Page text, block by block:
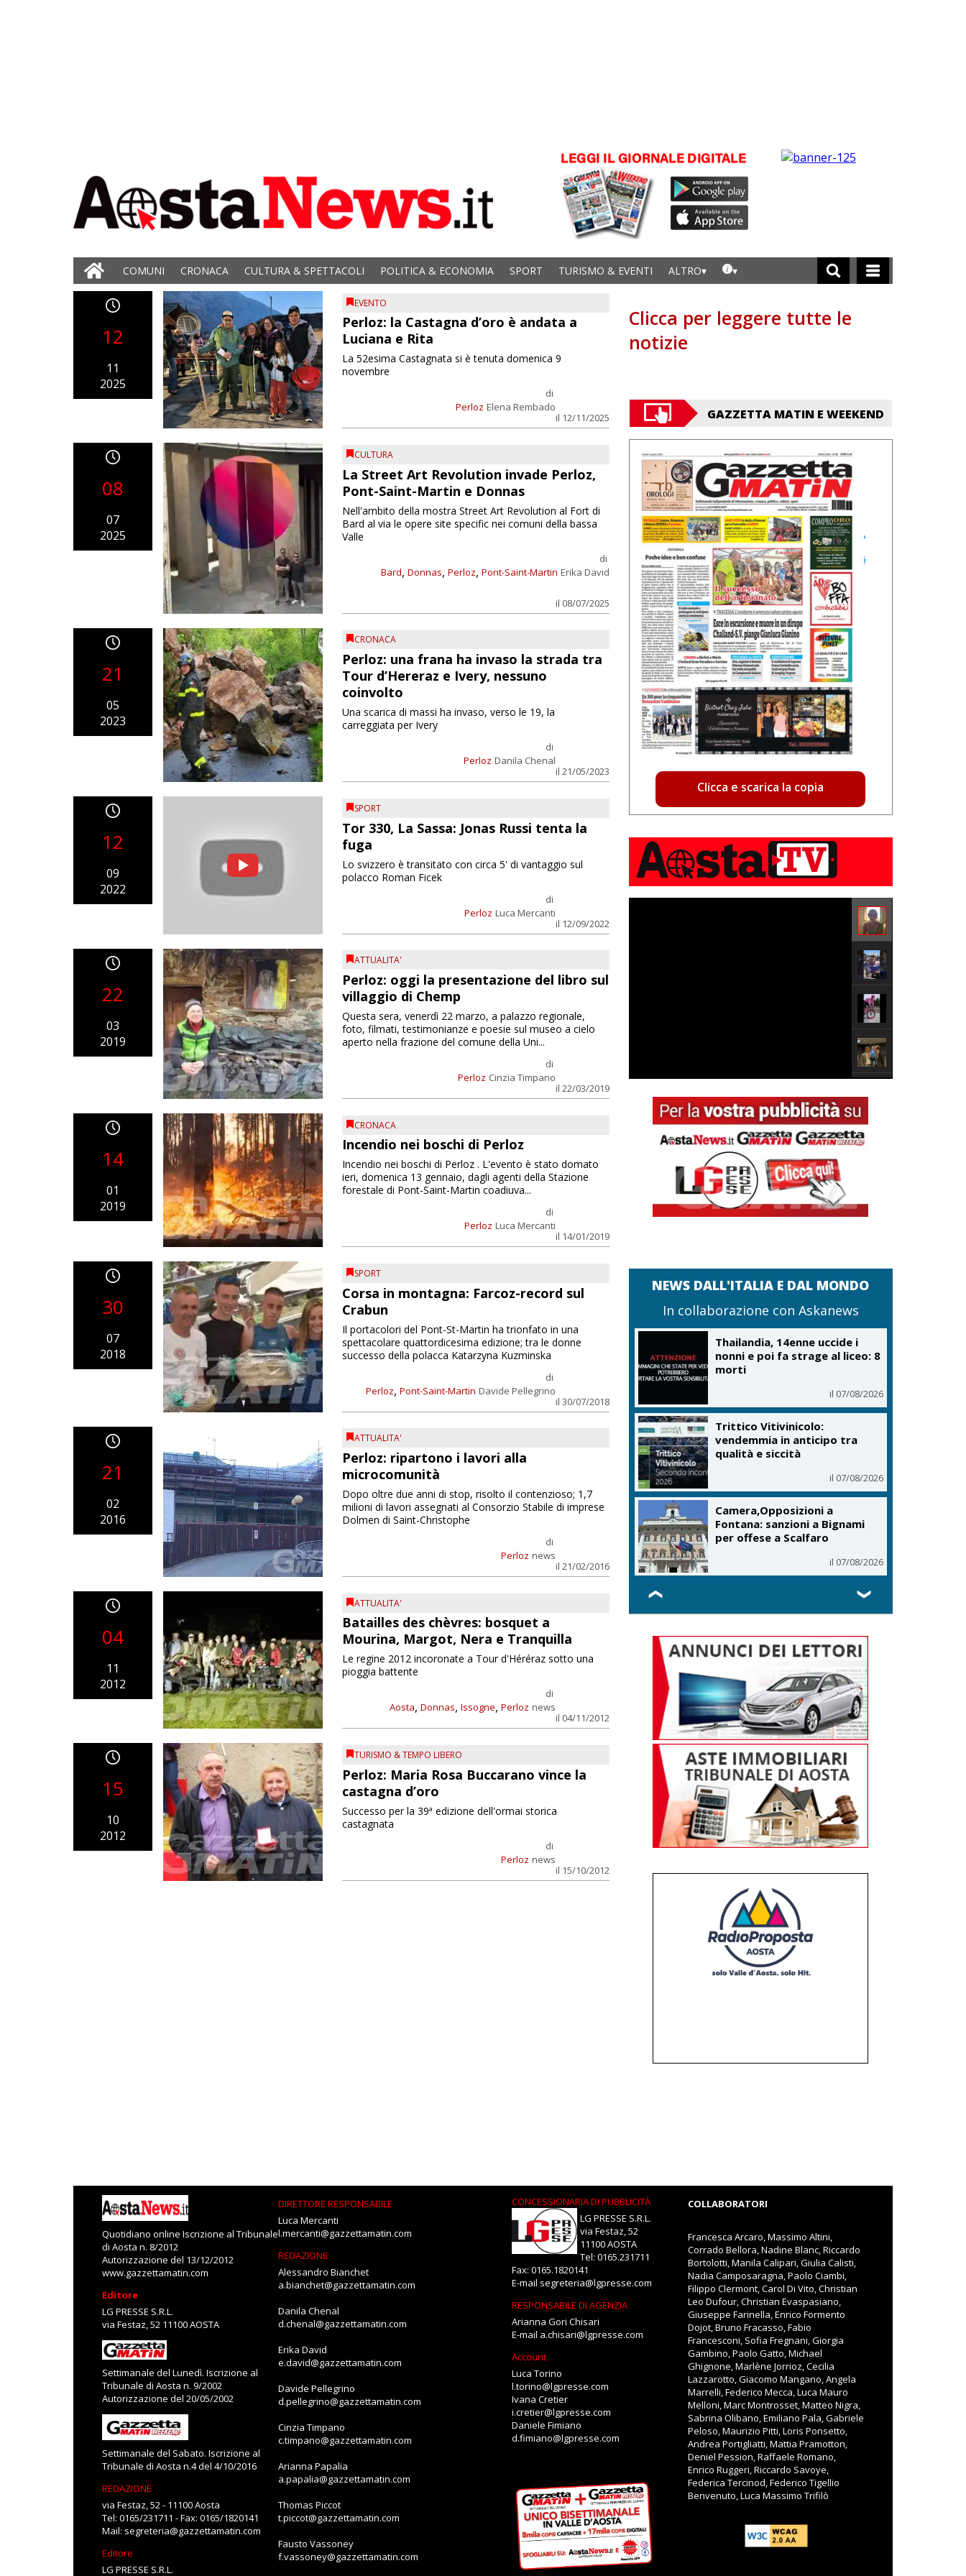
COMUNI CRONACA CULTURA & SPETTACOLI POLITICA & ECONOMIA SPORT TURISMO & EVENTI ALTRO
12
11
2025
EVENTO
Perloz: la Castagna d’oro è andata a
Luciana e Rita
Perloz
di
Elena Rembado
il 12/11/2025
La 52esima Castagnata si è tenuta domenica 9
novembre
08
07
2025
CULTURA
La Street Art Revolution invade Perloz,
Pont-Saint-Martin e Donnas
Bard, Donnas, Perloz, Pont-Saint-Martin
di
Erika David
il 08/07/2025
Nell'ambito della mostra Street Art Revolution al Fort di
Bard al via le opere site specific nei comuni della bassa
Valle
21
05
2023
CRONACA
Perloz: una frana ha invaso la strada tra
Tour d’Hereraz e Ivery, nessuno
coinvolto
Perloz
di
Danila Chenal
il 21/05/2023
Una scarica di massi ha invaso, verso le 19, la
carreggiata per Ivery
12
09
2022
SPORT
Tor 330, La Sassa: Jonas Russi tenta la
fuga
Perloz
di
Luca Mercanti
il 12/09/2022
Lo svizzero è transitato con circa 5' di vantaggio sul
polacco Roman Ficek
22
03
2019
ATTUALITA'
Perloz: oggi la presentazione del libro sul
villaggio di Chemp
Perloz
di
Cinzia Timpano
il 22/03/2019
Questa sera, venerdì 22 marzo, a palazzo regionale,
foto, filmati, testimonianze e poesie sul museo a cielo
aperto nella frazione del comune della Uni...
14
01
2019
CRONACA
Incendio nei boschi di Perloz
Perloz
di
Luca Mercanti
il 14/01/2019
Incendio nei boschi di Perloz . L'evento è stato domato
ieri, domenica 13 gennaio, dagli agenti della Stazione
forestale di Pont-Saint-Martin coadiuva...
30
07
2018
SPORT
Corsa in montagna: Farcoz-record sul
Crabun
Perloz, Pont-Saint-Martin
di
Davide Pellegrino
il 30/07/2018
Il portacolori del Pont-St-Martin ha trionfato in una
spettacolare quattordicesima edizione; tra le donne
successo della polacca Katarzyna Kuzminska
21
02
2016
ATTUALITA'
Perloz: ripartono i lavori alla
microcomunità
Perloz
di
news
il 21/02/2016
Dopo oltre due anni di stop, risolto il contenzioso; 1,7
milioni di lavori assegnati al Consorzio Stabile di imprese
Dolmen di Saint-Christophe
04
11
2012
ATTUALITA'
Batailles des chèvres: bosquet a
Mourina, Margot, Nera e Tranquilla
Aosta, Donnas, Issogne, Perloz
di
news
il 04/11/2012
Le regine 2012 incoronate a Tour d'Héréraz sotto una
pioggia battente
15
10
2012
TURISMO & TEMPO LIBERO
Perloz: Maria Rosa Buccarano vince la
castagna d’oro
Perloz
di
news
il 15/10/2012
Successo per la 39ª edizione dell'ormai storica
castagnata
Clicca per leggere tutte le
notizie
GAZZETTA MATIN E WEEKEND
Clicca e scarica la copia
NEWS DALL'ITALIA E DAL MONDO
In collaborazione con Askanews
Thailandia, 14enne uccide i
nonni e poi fa strage al liceo: 8
morti
il 07/08/2026
Trittico Vitivinicolo:
vendemmia in anticipo tra
qualità e siccità
il 07/08/2026
Camera,Opposizioni a
Fontana: sanzioni a Bignami
per offese a Scalfaro
il 07/08/2026
❮ ❯
Quotidiano online Iscrizione al Tribunale
di Aosta n. 8/2012
Autorizzazione del 13/12/2012
www.gazzettamatin.com
Editore
LG PRESSE S.R.L.
via Festaz, 52 11100 AOSTA
Settimanale del Lunedì. Iscrizione al
Tribunale di Aosta n. 9/2002
Autorizzazione del 20/05/2002
Settimanale del Sabato. Iscrizione al
Tribunale di Aosta n.4 del 4/10/2016
REDAZIONE
via Festaz, 52 - 11100 Aosta
Tel: 0165/231711 - Fax: 0165/1820141
Mail: segreteria@gazzettamatin.com
Editore
LG PRESSE S.R.L.
DIRETTORE RESPONSABILE
Luca Mercanti
l.mercanti@gazzettamatin.com
REDAZIONE
Alessandro Bianchet
a.bianchet@gazzettamatin.com
Danila Chenal
d.chenal@gazzettamatin.com
Erika David
e.david@gazzettamatin.com
Davide Pellegrino
d.pellegrino@gazzettamatin.com
Cinzia Timpano
c.timpano@gazzettamatin.com
Arianna Papalia
a.papalia@gazzettamatin.com
Thomas Piccot
t.piccot@gazzettamatin.com
Fausto Vassoney
f.vassoney@gazzettamatin.com
CONCESSIONARIA DI PUBBLICITÀ
LG PRESSE S.R.L.
via Festaz, 52
11100 AOSTA
Tel: 0165.231711
Fax: 0165.1820141
E-mail segreteria@lgpresse.com
RESPONSABILE DI AGENZIA
Arianna Gori Chisari
E-mail a.chisari@lgpresse.com
Account
Luca Torino
l.torino@lgpresse.com
Ivana Cretier
i.cretier@lgpresse.com
Daniele Fimiano
d.fimiano@lgpresse.com
COLLABORATORI
Francesca Arcaro, Massimo Altini,
Corrado Bellora, Nadine Blanc, Riccardo
Bortolotti, Manila Calipari, Giulia Calisti,
Nadia Camposaragna, Paolo Ciambi,
Filippo Clermont, Carol Di Vito, Christian
Leo Dufour, Christian Evaspasiano,
Giuseppe Farinella, Enrico Formento
Dojot, Bruno Fracasso, Fabio
Francesconi, Sofia Fregnani, Giorgia
Gambino, Paolo Gatto, Michael
Ghignone, Marlène Jorrioz, Cecilia
Lazzarotto, Giacomo Mangano, Angela
Marrelli, Federico Mecca, Luca Mauro
Melloni, Marc Montrosset, Matteo Nigra,
Sabrina Olibano, Emiliano Pala, Gabriele
Peloso, Maurizio Pitti, Loris Ponsetto,
Andrea Portigliatti, Mattia Pramotton,
Deniel Pession, Raffaele Romano,
Enrico Ruggeri, Riccardo Savoye,
Federica Tercinod, Federico Tigellio
Benvenuto, Luca Massimo Trifilò